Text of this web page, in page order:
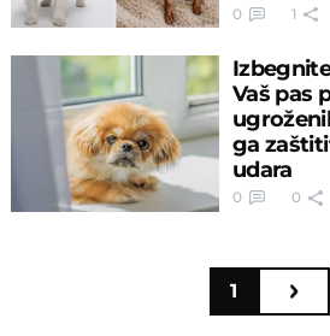
0 1
Vaš pas
ga
udara
0 0
1